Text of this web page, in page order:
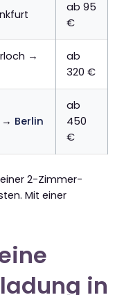
ab 95
€
→
ab
320 €
→ Berlin
ab
450
€
2-Zimmer-
Mit einer
in